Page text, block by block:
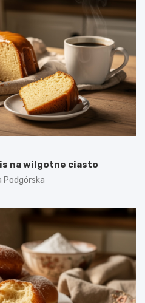
na wilgotne ciasto
Podgórska